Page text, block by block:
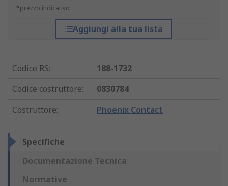
*prezzo indicativo
Aggiungi alla tua lista
Codice RS:
188-1732
Codice costruttore:
0830784
Costruttore: Phoenix Contact
Specifiche
Documentazione Tecnica
Normative